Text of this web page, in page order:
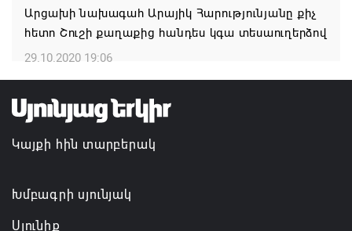
դեպի մշտական խաղաղության համաձայնագիր
09.08.2026 16:42
Արցախի նախագահ Արայիկ Հարությունյանը քիչ
հետո Շուշի քաղաքից հանդես կգա տեսաուղերձով
29.10.2020 19:06
Կայքի հին տարբերակ
Խմբագրի սյունյակ
Սյունիք